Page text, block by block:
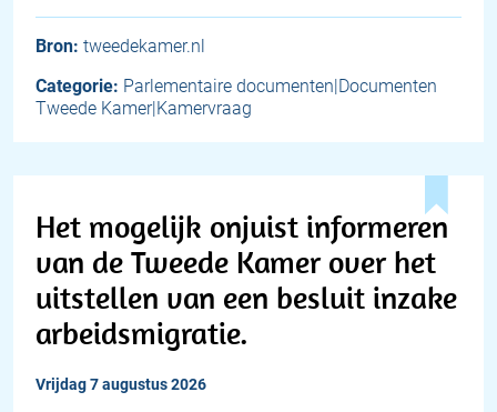
Bron: tweedekamer.nl
Categorie: Parlementaire documenten|Documenten
Tweede Kamer|Kamervraag
Het mogelijk onjuist informeren
van de Tweede Kamer over het
uitstellen van een besluit inzake
arbeidsmigratie.
vrijdag 7 augustus 2026